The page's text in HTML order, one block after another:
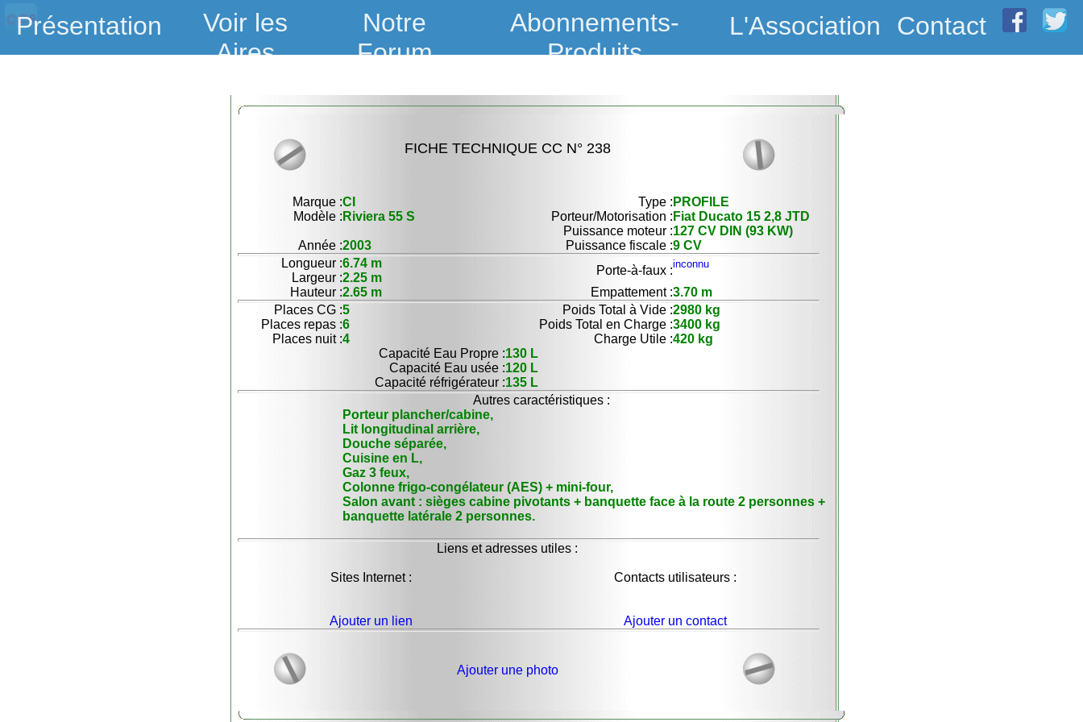
Présentation
Voir les
Aires
Notre
Forum
Abonnements-
Produits
L'Association Contact
FICHE TECHNIQUE CC N° 238
Marque :CI Type : PROFILE
Modèle : Riviera 55 S Porteur/Motorisation : Fiat Ducato 15 2,8 JTD
Puissance moteur :127 CV DIN (93 KW)
Année :2003 Puissance fiscale :9 CV
Longueur :6.74 m
Porte-à-faux :inconnu
Largeur :2.25 m
Hauteur :2.65 m Empattement :3.70 m
Places CG :5 Poids Total à Vide :2980 kg
Places repas :6 Poids Total en Charge :3400 kg
Places nuit :4 Charge Utile :420 kg
Capacité Eau Propre :130 L
Capacité Eau usée :120 L
Capacité réfrigérateur :135 L
Autres caractéristiques :
Porteur plancher/cabine,
Lit longitudinal arrière,
Douche séparée,
Cuisine en L,
Gaz 3 feux,
Colonne frigo-congélateur (AES) + mini-four,
Salon avant : sièges cabine pivotants + banquette face à la route 2 personnes +
banquette latérale 2 personnes.
Liens et adresses utiles :
Sites Internet : Contacts utilisateurs :
Ajouter un lien Ajouter un contact
Ajouter une photo